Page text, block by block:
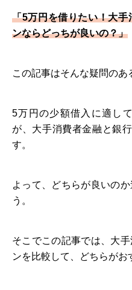
「5万円を借りたい！大
ンならどっちが良いの？」
この記事はそんな疑問のあ
5万円の少額借入に適し
が、大手消費者金融と銀
す。
よって、どちらが良いの
う。
そこでこの記事では、大
ンを比較して、どちらがお